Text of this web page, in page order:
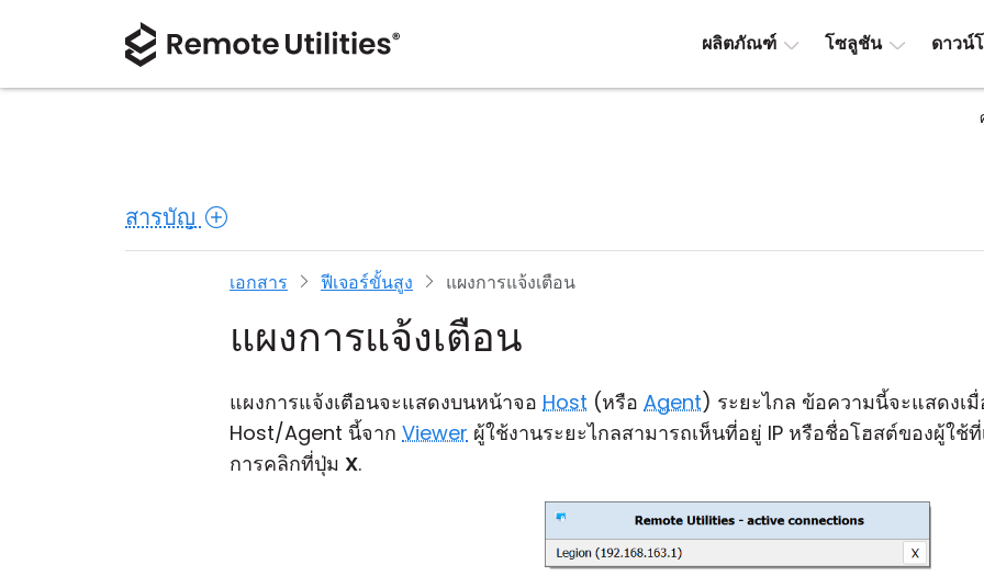
ผลิตภัณฑ์ โซลูชัน ดาวน์
สารบัญ
เอกสาร ฟีเจอร์ขั้นสูง แผงการแจ้งเตือน
แผงการแจ้งเตือน
แผงการแจ้งเตือนจะแสดงบนหน้าจอ Host (หรือ Agent) ระยะไกล ข้อความนี้จะแสดงเ
Host/Agent นี้จาก Viewer ผู้ใช้งานระยะไกลสามารถเห็นที่อยู่ IP หรือชื่อโฮสต์ของผู้ใ
การคลิกที่ปุ่ม X.